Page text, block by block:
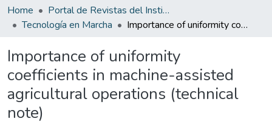
Home
Portal de Revistas del Instituto Tecnológico de Costa Rica
Tecnología en Marcha
Importance of uniformity coefficients in machine-assisted agricultural operations (technical note)
Importance of uniformity
coefficients in machine-assisted
agricultural operations (technical
note)